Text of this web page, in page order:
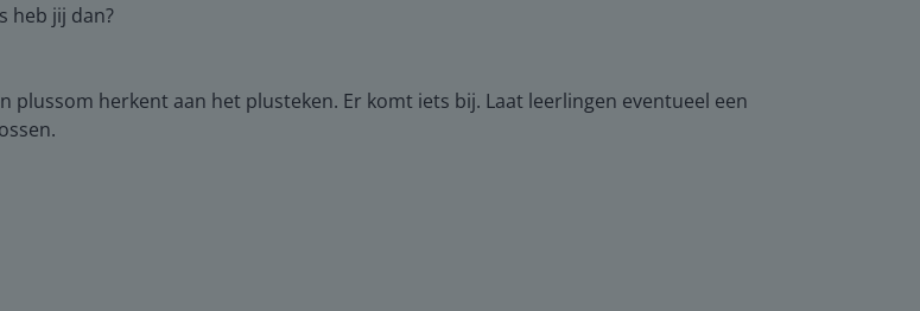
heb jij dan?
plussom herkent aan het plusteken. Er komt iets bij. Laat leerlingen eventueel een